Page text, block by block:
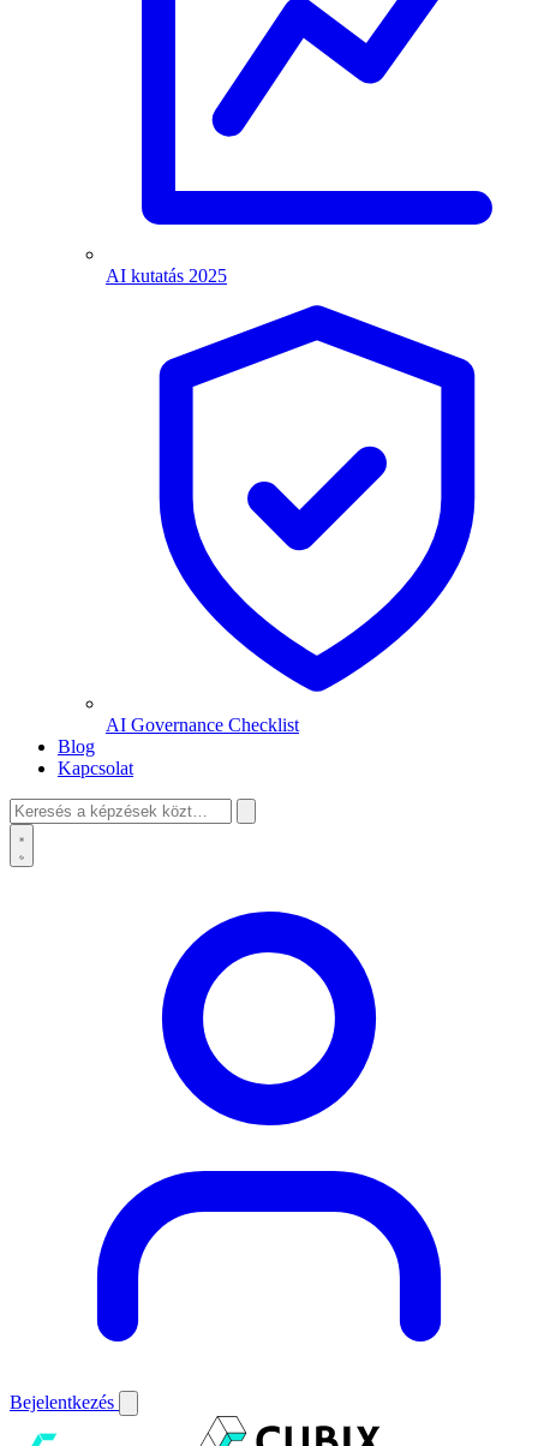
AI kutatás 2025
AI Governance Checklist
Blog
Kapcsolat
Bejelentkezés